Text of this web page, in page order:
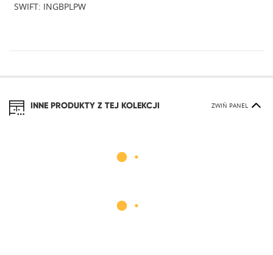
SWIFT: INGBPLPW
INNE PRODUKTY Z TEJ KOLEKCJI ZWIŃ PANEL